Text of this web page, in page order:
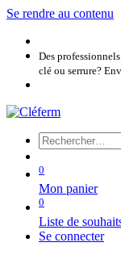
Se rendre au contenu
Des
clé ou serrure?
0
Mon panier
0
Liste de
Se connecter